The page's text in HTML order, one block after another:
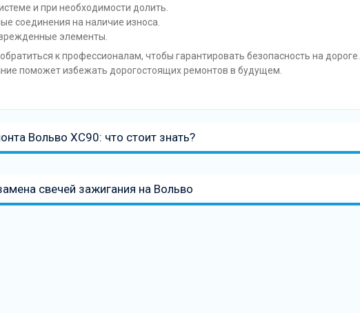
и при необходимости долить.
соединения на наличие износа.
элементы.
к профессионалам, чтобы гарантировать безопасность на дороге.
поможет избежать дорогостоящих ремонтов в будущем.
Вольво XC90: что стоит знать?
свечей зажигания на Вольво